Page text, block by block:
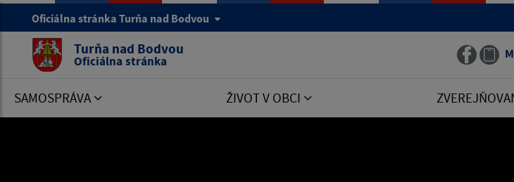
Oficiálna stránka Turňa nad Bodvou
Turňa nad Bodvou
Oficiálna stránka
SAMOSPRÁVA ŽIVOT V OBCI